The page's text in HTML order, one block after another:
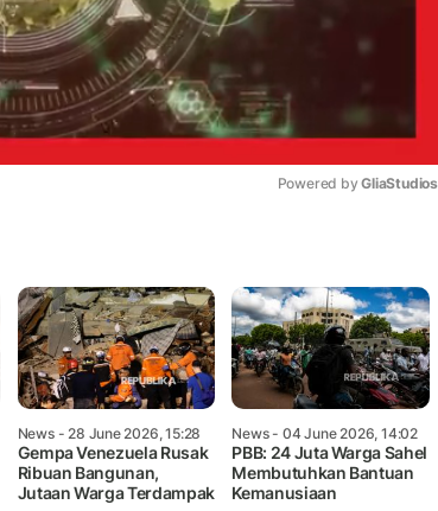
Powered by GliaStudios
News- 28 June 2026, 15:28
Gempa Venezuela Rusak
Ribuan Bangunan,
Jutaan Warga Terdampak
News- 04 June 2026, 14:02
PBB: 24 Juta Warga Sahel
Membutuhkan Bantuan
Kemanusiaan